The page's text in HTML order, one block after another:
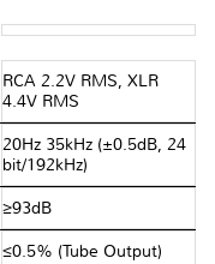
RCA 2.2V RMS, XLR
4.4V RMS
20Hz 35kHz (±0.5dB, 24
bit/192kHz)
≥93dB
≤0.5% (Tube Output)